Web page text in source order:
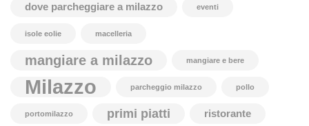
dove parcheggiare a milazzo eventi
isole eolie macelleria
mangiare a milazzo mangiare e bere
Milazzo parcheggio milazzo pollo
portomilazzo primi piatti ristorante